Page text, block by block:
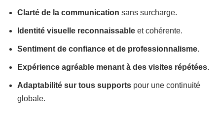
Clarté de la communication sans surcharge.
Identité visuelle reconnaissable et cohérente.
Sentiment de confiance et de professionnalisme.
Expérience agréable menant à des visites répétées.
Adaptabilité sur tous supports pour une continuité
globale.